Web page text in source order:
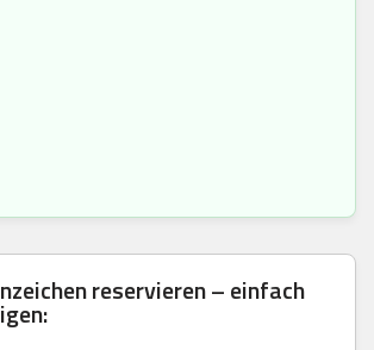
reservieren – einfach